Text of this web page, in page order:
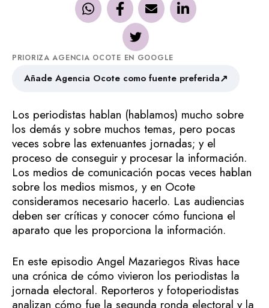
PRIORIZA AGENCIA OCOTE EN GOOGLE
Añade Agencia Ocote como fuente preferida↗
Los periodistas hablan (hablamos) mucho sobre
los demás y sobre muchos temas, pero pocas
veces sobre las extenuantes jornadas; y el
proceso de conseguir y procesar la información.
Los medios de comunicación pocas veces hablan
sobre los medios mismos, y en Ocote
consideramos necesario hacerlo. Las audiencias
deben ser críticas y conocer cómo funciona el
aparato que les proporciona la información.
En este episodio Angel Mazariegos Rivas hace
una crónica de cómo vivieron los periodistas la
jornada electoral. Reporteros y fotoperiodistas
analizan cómo fue la segunda ronda electoral y la